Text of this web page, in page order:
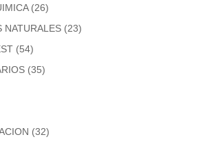
(26)
NATURALES (23)
(54)
(35)
(32)